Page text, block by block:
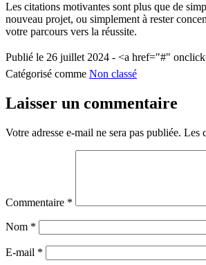
Les citations motivantes sont plus que de
nouveau projet, ou simplement à rester
votre parcours vers la réussite.
Publié le 26 juillet 2024 - <a href="#"
Catégorisé comme Non classé
Laisser un commentaire
Votre adresse e-mail ne sera pas publiée. Les
Commentaire *
Nom *
E-mail *